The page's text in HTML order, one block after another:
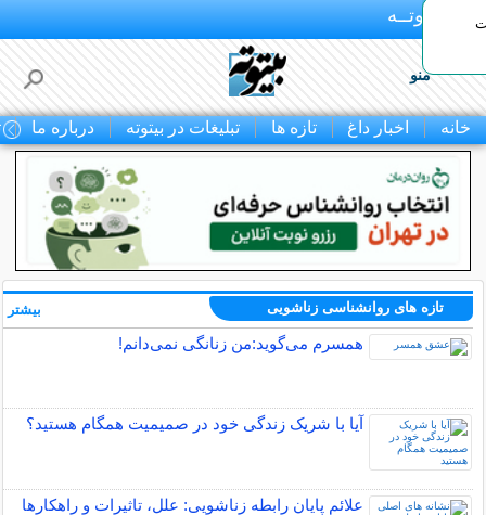
بـیتوتــه
منو
خانه اخبار داغ تازه ها تبلیغات در بیتوته درباره ما
تازه های روانشناسی زناشویی
همسرم می‌گوید:من زنانگی نمی‌دانم!
آیا با شریک زندگی خود در صمیمیت همگام هستید؟
علائم پایان رابطه زناشویی: علل، تاثیرات و راهکارها
بیشتر